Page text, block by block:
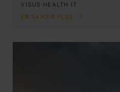
VISUS HEALTH IT
EN SAVOIR PLUS